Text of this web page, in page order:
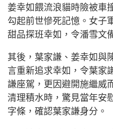
姜幸如餵流浪貓時險被車
勾起前世慘死記憶。女子
甜品探班幸如，令潘雪文
其後，葉家謙、姜幸如與
言重新追求幸如，令葉家
謙座駕，更因避開施繼威
清理積水時，驚見當年安
字條，確認葉家謙身分。